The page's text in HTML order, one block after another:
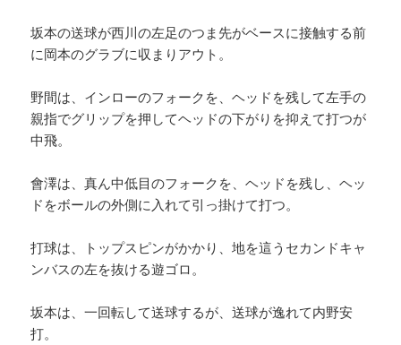
坂本の送球が西川の左足のつま先がベースに接触する前
に岡本のグラブに収まりアウト。
野間は、インローのフォークを、ヘッドを残して左手の
親指でグリップを押してヘッドの下がりを抑えて打つが
中飛。
會澤は、真ん中低目のフォークを、ヘッドを残し、ヘッ
ドをボールの外側に入れて引っ掛けて打つ。
打球は、トップスピンがかかり、地を這うセカンドキャ
ンバスの左を抜ける遊ゴロ。
坂本は、一回転して送球するが、送球が逸れて内野安
打。